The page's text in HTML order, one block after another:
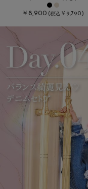
￥8,900 (税込 ￥9,790)